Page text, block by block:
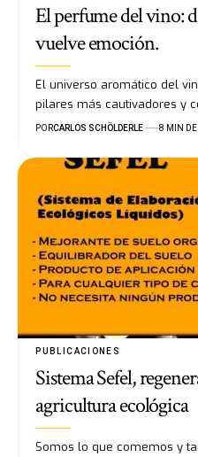
El perfume del vino:
vuelve emoción.
El universo aromático del
pilares más cautivadores y
PORCARLOS SCHÖLDERLE 8 MIN DE
PUBLICACIONES
Sistema Sefel,
agricultura ecológica
Somos lo que comemos y